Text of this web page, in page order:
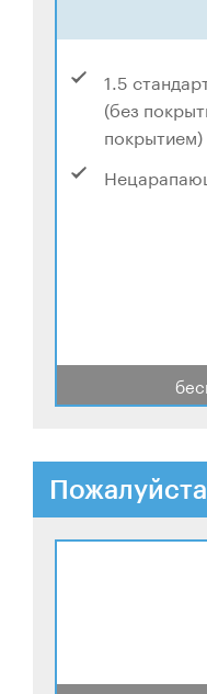
1.5
(без
покрытием)